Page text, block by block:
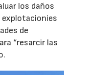
los daños
explotacionies
de
“resarcir las